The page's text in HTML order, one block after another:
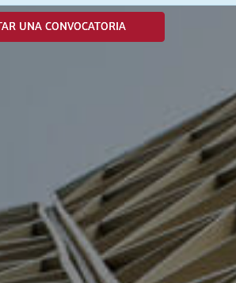
UNA CONVOCATORIA